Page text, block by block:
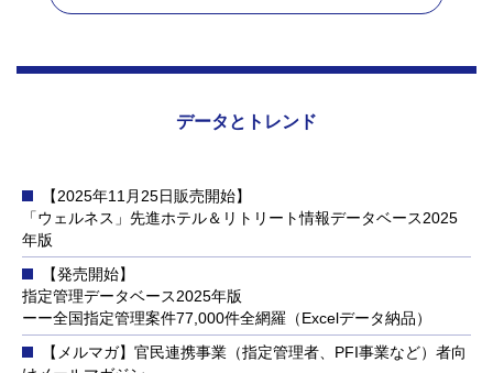
データとトレンド
【2025年11月25日販売開始】
「ウェルネス」先進ホテル＆リトリート情報データベース2025
年版
【発売開始】
指定管理データベース2025年版
ーー全国指定管理案件77,000件全網羅（Excelデータ納品）
【メルマガ】官民連携事業（指定管理者、PFI事業など）者向